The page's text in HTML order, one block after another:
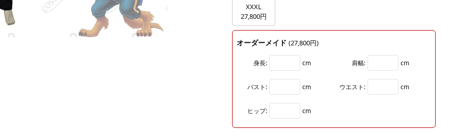
XXXL
27,800円
オーダーメイド (27,800円)
身長: cm 肩幅: cm
バスト: cm ウエスト: cm
ヒップ: cm